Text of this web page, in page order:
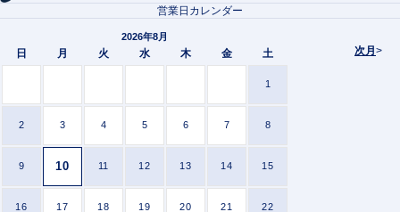
次月 >
営業日カレンダー
2026年8月
日 月 火 水 木 金 土
1
2 3 4 5 6 7 8
9 10 11 12 13 14 15
16 17 18 19 20 21 22